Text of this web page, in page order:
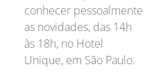
conhecer pessoalmente
as novidades, das 14h
às 18h, no Hotel
Unique, em São Paulo.